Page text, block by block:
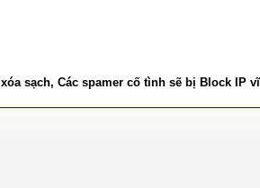
sạch, Các spamer cố tình sẽ bị Block IP